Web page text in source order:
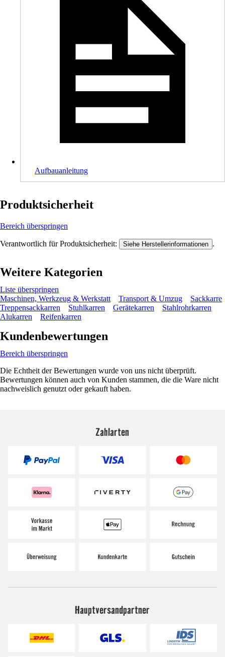
Aufbauanleitung
Produktsicherheit
Bereich überspringen
Verantwortlich für Produktsicherheit: Siehe Herstellerinformationen .
Weitere Kategorien
Liste überspringen
Maschinen, Werkzeug & Werkstatt
Transport & Umzug
Sackkarre
Treppensackkarren
Stuhlkarren Gerätekarren
Stahlrohrkarren
Alukarren
Reifenkarren
Kundenbewertungen
Bereich überspringen
Die Echtheit der Bewertungen wurde von uns nicht überprüft.
Bewertungen können auch von Kunden stammen, die die Ware nicht
nachweislich genutzt oder gekauft haben.
Zahlarten
Hauptversandpartner